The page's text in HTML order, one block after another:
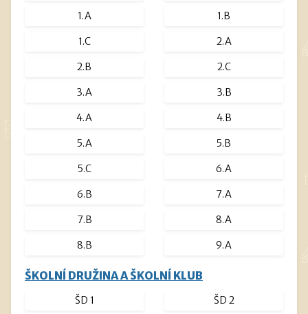
1.A 1.B
1.C 2.A
2.B 2.C
3.A 3.B
4.A 4.B
5.A 5.B
5.C 6.A
6.B 7.A
7.B 8.A
8.B 9.A
ŠKOLNÍ DRUŽINA A ŠKOLNÍ KLUB
ŠD 1 ŠD 2